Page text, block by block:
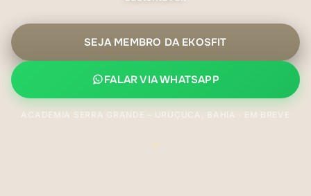
SEJA MEMBRO DA EKOSFIT
FALAR VIA WHATSAPP
ACADEMIA SERRA GRANDE – URUÇUCA, BAHIA · EM BREVE
⌄